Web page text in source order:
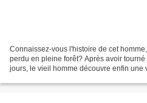
Connaissez-vous l'histoire de cet
perdu en pleine forêt? Après avoir
jours, le vieil homme découvre enfin une